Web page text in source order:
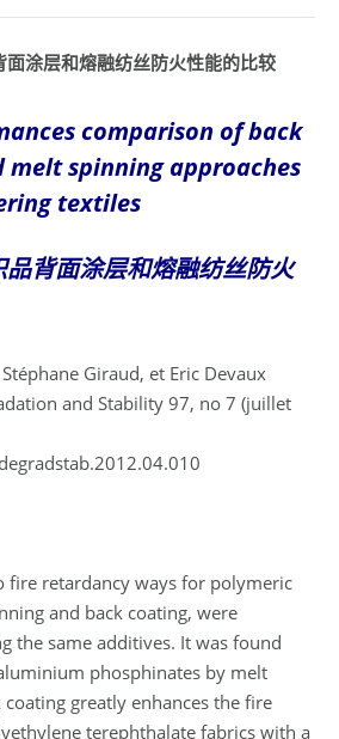
面涂层和熔融纺丝防火性能的比较
comparison of back
melt spinning approaches
textiles
背面涂层和熔融纺丝防火
Giraud, et Eric Devaux
and Stability 97, no 7 (juillet
fire retardancy ways for polymeric
and back coating, were
the same additives. It was found
phosphinates by melt
greatly enhances the fire
terephthalate fabrics with a